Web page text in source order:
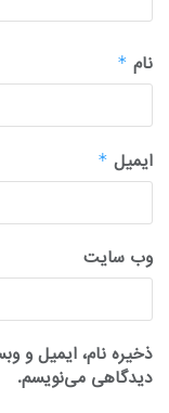
نام *
ایمیل *
وب‌ سایت
ذخیره نام، ایمیل و
دیدگاهی می‌نویسم.